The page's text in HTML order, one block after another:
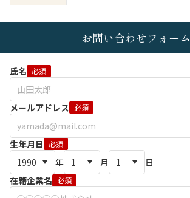
お問い合わせフォーム
氏名 必須
メールアドレス 必須
生年月日 必須
年 月
日
在籍企業名 必須